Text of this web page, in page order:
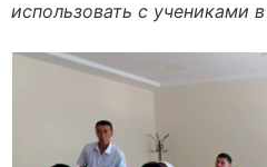
использовать с учениками